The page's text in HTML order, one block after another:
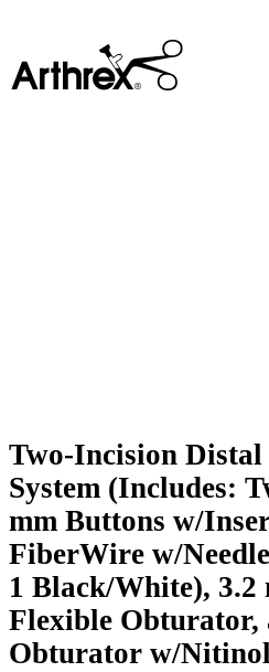
Two-Incision
System (Includes:
mm Buttons w/
FiberWire w/
1 Black/White),
Flexible Obturator,
Obturator w/